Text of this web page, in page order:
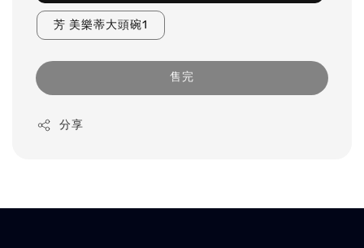
芳 美樂蒂大頭碗1
售完
分享